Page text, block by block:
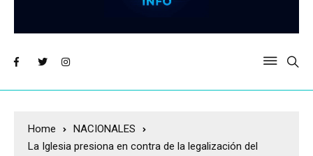
Home
NACIONALES
La Iglesia presiona en contra de la legalización del